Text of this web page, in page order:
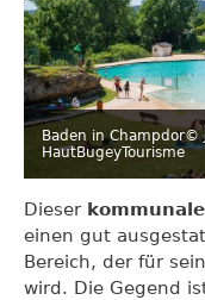
Baden in Champdor©
HautBugeyTourisme
Dieser
einen gut
Bereich, der für
wird. Die Gegend